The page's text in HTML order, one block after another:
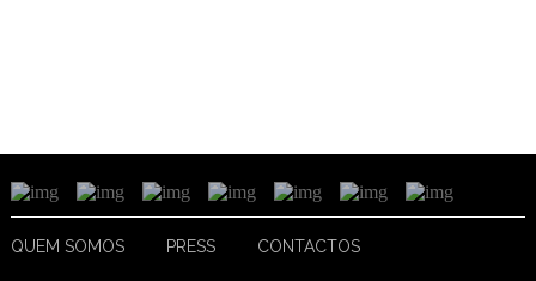
QUEM SOMOS PRESS CONTACTOS